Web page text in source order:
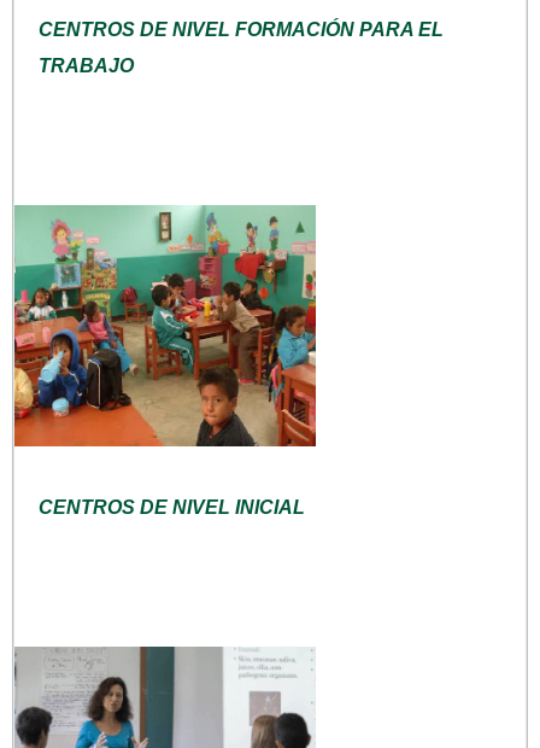
CENTROS DE NIVEL FORMACIÓN PARA EL
TRABAJO
CENTROS DE NIVEL INICIAL